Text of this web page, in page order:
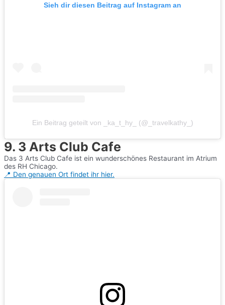
Sieh dir diesen Beitrag auf Instagram an
Ein Beitrag geteilt von _ka_t_hy_ (@_travelkathy_)
9. 3 Arts Club Cafe
Das 3 Arts Club Cafe ist ein wunderschönes Restaurant im Atrium
des RH Chicago.
📍 Den genauen Ort findet ihr hier.